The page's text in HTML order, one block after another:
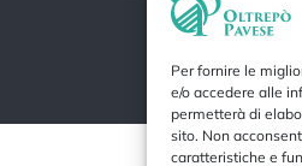
Per fornire le
e/o accedere alle
permetterà di
sito. Non
caratteristiche e